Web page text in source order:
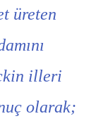
üreten
illeri
olarak;